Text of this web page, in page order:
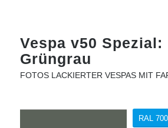
Vespa v50 Spezial:
Grüngrau
FOTOS LACKIERTER VESPAS MIT
RAL